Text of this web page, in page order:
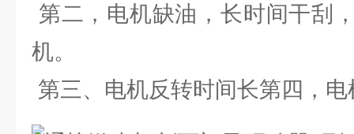
第二，电机缺油，长时间干刮
机。
第三、电机反转时间长第四，